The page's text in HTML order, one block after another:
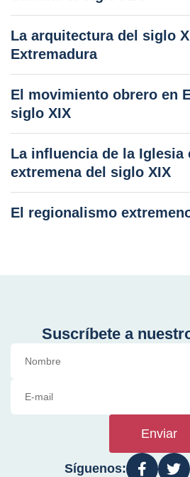
La arquitectura del siglo
Extremadura
El movimiento obrero en
siglo XIX
La influencia de la Iglesia
extremena del siglo XIX
El regionalismo
Suscríbete a
Enviar
Síguenos: